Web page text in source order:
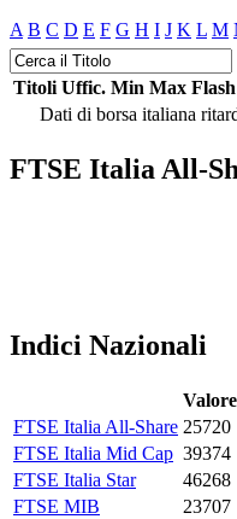
A B C D E F G H I J K L M
Titoli Uffic. Min Max Flash
Dati di borsa italiana
FTSE Italia All-
Indici Nazionali
Valore
FTSE Italia All-Share 25720
FTSE Italia Mid Cap 39374
FTSE Italia Star
46268
FTSE MIB
23707